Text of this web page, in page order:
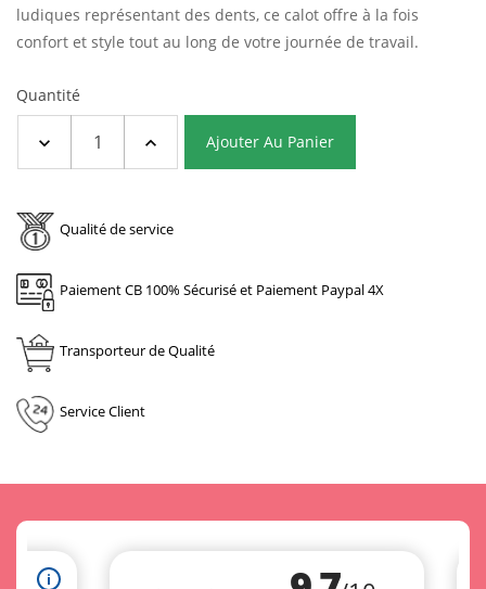
ludiques représentant des dents, ce calot offre à la fois
confort et style tout au long de votre journée de travail.
Quantité
Ajouter Au Panier
Qualité de service
Paiement CB 100% Sécurisé et Paiement Paypal 4X
Transporteur de Qualité
Service Client